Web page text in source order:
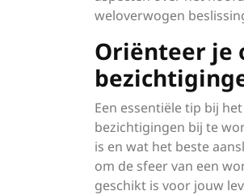
weloverwogen
Oriënteer je
Een essentiële tip bij
bezichtigingen bij te
is en wat het beste
om de sfeer van een
geschikt is voor jouw